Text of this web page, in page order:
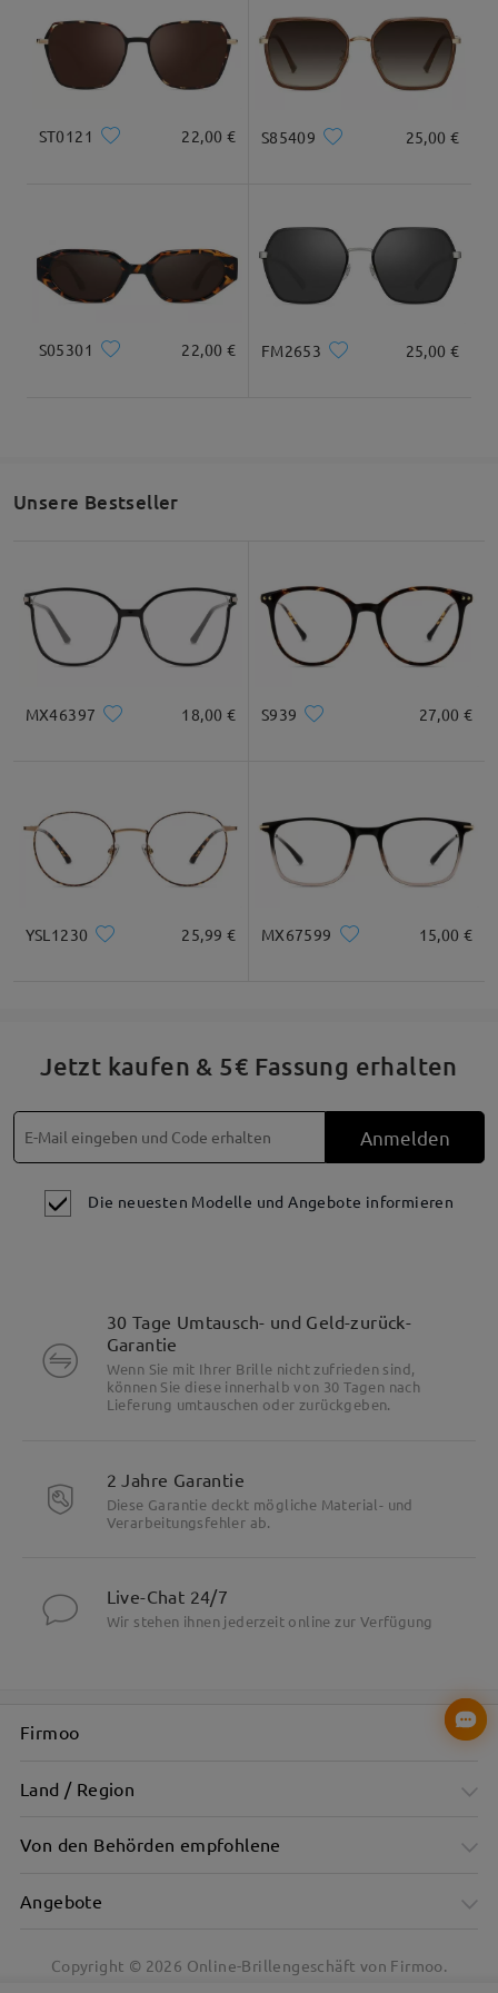
ST0121 22,00 € S85409 25,00 €
S05301 22,00 € FM2653 25,00 €
Unsere Bestseller
MX46397 18,00 € S939 27,00 €
YSL1230 25,99 € MX67599 15,00 €
Jetzt kaufen & 5€ Fassung erhalten
Anmelden
Die neuesten Modelle und Angebote informieren
30 Tage Umtausch- und Geld-zurück-
Garantie
Wenn Sie mit Ihrer Brille nicht zufrieden sind,
können Sie diese innerhalb von 30 Tagen nach
Lieferung umtauschen oder zurückgeben.
2 Jahre Garantie
Diese Garantie deckt mögliche Material- und
Verarbeitungsfehler ab.
Live-Chat 24/7
Wir stehen ihnen jederzeit online zur Verfügung
Firmoo
Land / Region
Von den Behörden empfohlene
Angebote
Copyright © 2026 Online-Brillengeschäft von Firmoo.